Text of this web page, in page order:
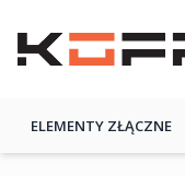
ELEMENTY ZŁĄCZNE